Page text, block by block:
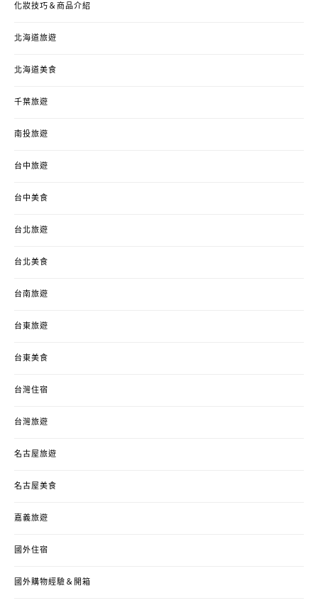
化妝技巧＆商品介紹
北海道旅遊
北海道美食
千葉旅遊
南投旅遊
台中旅遊
台中美食
台北旅遊
台北美食
台南旅遊
台東旅遊
台東美食
台灣住宿
台灣旅遊
名古屋旅遊
名古屋美食
嘉義旅遊
國外住宿
國外購物經驗＆開箱